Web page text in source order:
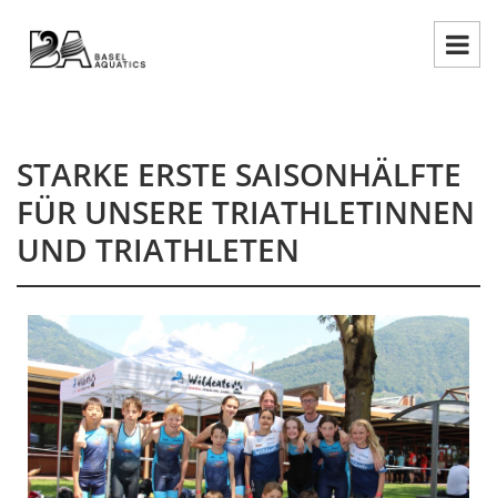
STARKE ERSTE SAISONHÄLFTE
FÜR UNSERE TRIATHLETINNEN
UND TRIATHLETEN